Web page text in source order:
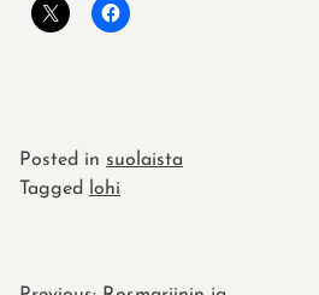
Posted in suolaista
Tagged
lohi